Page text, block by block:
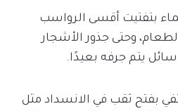
بتفتيت أقسى الرواسب
وحتى جذور الأشجار
يتم جرفه بعيدًا.
بفتح ثقب في الانسداد مثل